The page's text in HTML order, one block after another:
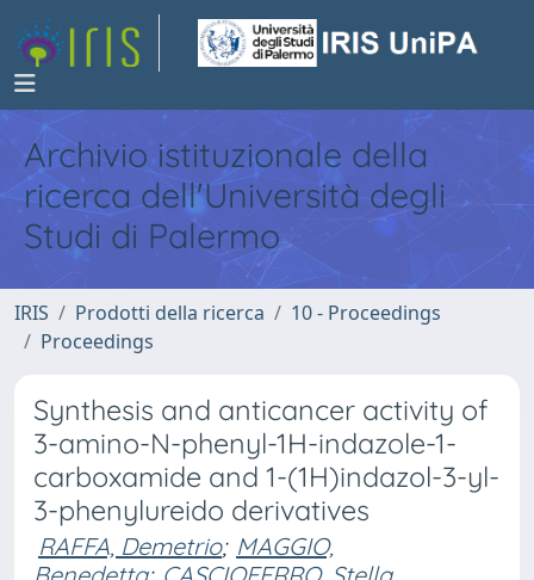
Archivio istituzionale della
ricerca dell'Università degli
Studi di Palermo
IRIS Prodotti della ricerca
10 - Proceedings
Proceedings
Synthesis and anticancer activity of
3-amino-N-phenyl-1H-indazole-1-
carboxamide and 1-(1H)indazol-3-yl-
3-phenylureido derivatives
RAFFA, Demetrio; MAGGIO,